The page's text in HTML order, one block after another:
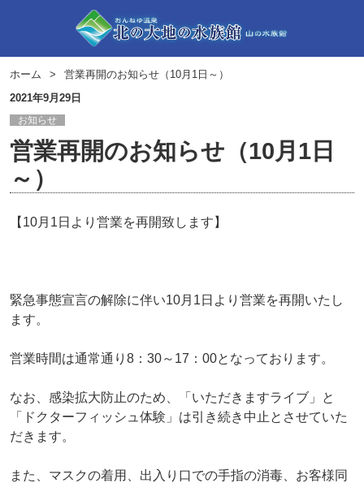
ホーム
営業再開のお知らせ（10月1日～）
2021年9月29日
お知らせ
営業再開のお知らせ（10月1日
～）
【10月1日より営業を再開致します】
緊急事態宣言の解除に伴い10月1日より営業を再開いたし
ます。
営業時間は通常通り8：30～17：00となっております。
なお、感染拡大防止のため、「いただきますライブ」と
「ドクターフィッシュ体験」は引き続き中止とさせていた
だきます。
また、マスクの着用、出入り口での手指の消毒、お客様同